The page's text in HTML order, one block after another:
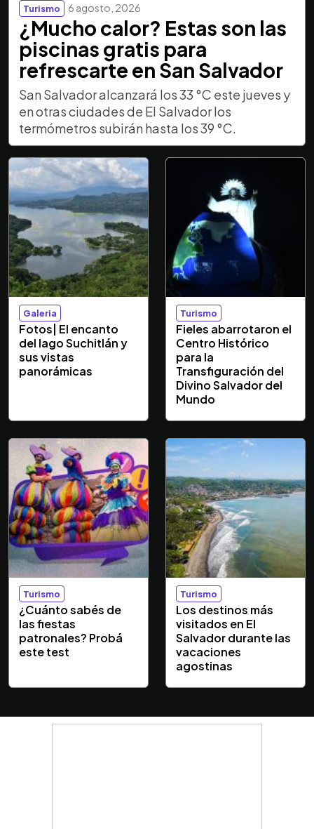
Turismo 6 agosto, 2026
¿Mucho calor? Estas son las
piscinas gratis para
refrescarte en San Salvador
San Salvador alcanzará los 33 °C este jueves y
en otras ciudades de El Salvador los
termómetros subirán hasta los 39 °C.
Galeria
Fotos| El encanto
del lago Suchitlán y
sus vistas
panorámicas
Turismo
Fieles abarrotaron el
Centro Histórico
para la
Transfiguración del
Divino Salvador del
Mundo
Turismo
¿Cuánto sabés de
las fiestas
patronales? Probá
este test
Turismo
Los destinos más
visitados en El
Salvador durante las
vacaciones
agostinas